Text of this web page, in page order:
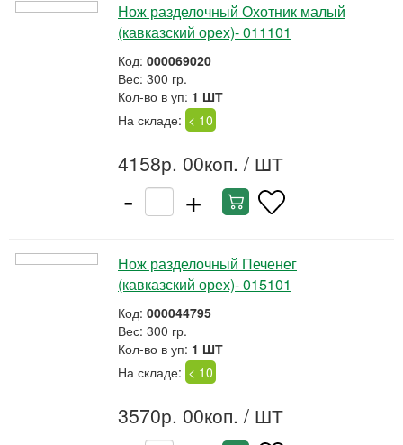
Нож разделочный Охотник малый
(кавказский орех)- 011101
Код: 000069020
Вес: 300 гр.
Кол-во в уп: 1 ШТ
На складе: < 10
4158р. 00коп. / ШТ
- +
Нож разделочный Печенег
(кавказский орех)- 015101
Код: 000044795
Вес: 300 гр.
Кол-во в уп: 1 ШТ
На складе: < 10
3570р. 00коп. / ШТ